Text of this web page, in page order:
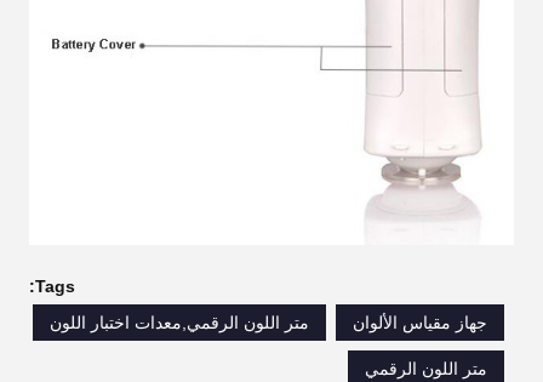
Tags:
جهاز مقياس الألوان
متر اللون الرقمي,معدات اختبار اللون
متر اللون الرقمي